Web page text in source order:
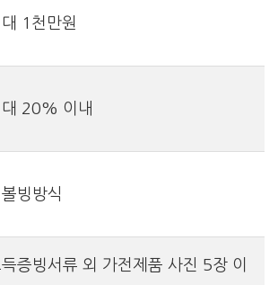
1천만원
20% 이내
볼빙방식
증빙서류 외 가전제품 사진 5장 이